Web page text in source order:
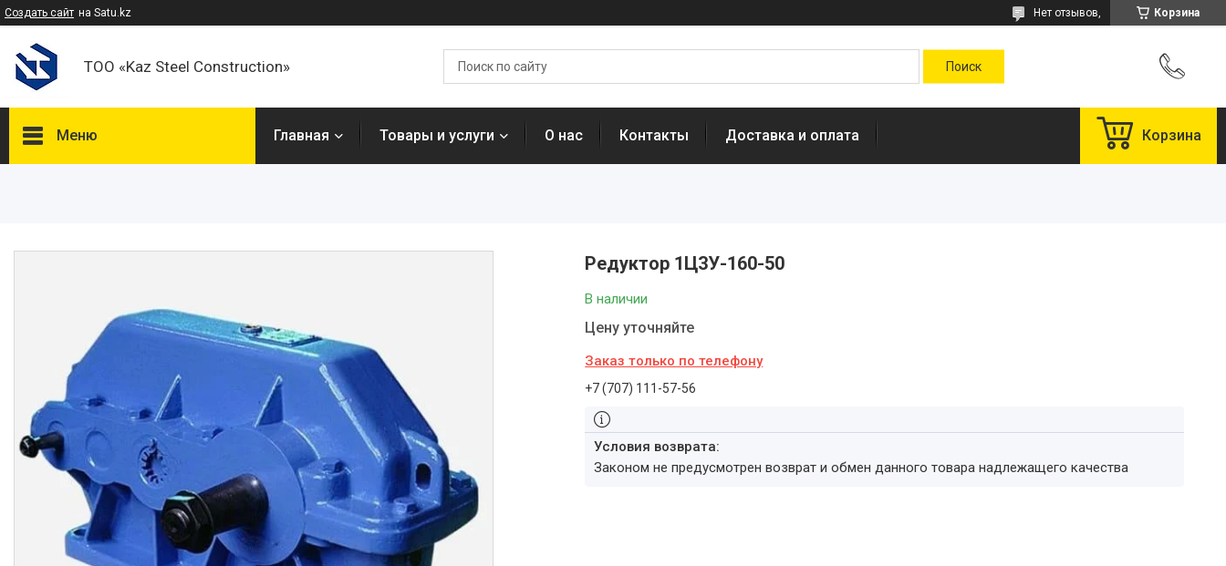
Создать сайт на Satu.kz Корзина
Нет отзывов,
ТОО «Kaz Steel Construction»
Меню Главная Товары и услуги О нас Контакты Доставка и оплата Корзина
Редуктор 1Ц3У-160-50
В наличии
Цену уточняйте
Заказ только по телефону
+7 (707) 111-57-56
Законом не предусмотрен возврат и обмен данного товара надлежащего качества